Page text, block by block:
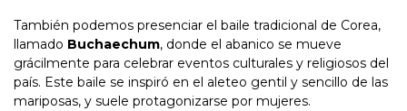
También podemos presenciar el baile tradicional de Corea,
llamado Buchaechum, donde el abanico se mueve
grácilmente para celebrar eventos culturales y religiosos del
país. Este baile se inspiró en el aleteo gentil y sencillo de las
mariposas, y suele protagonizarse por mujeres.